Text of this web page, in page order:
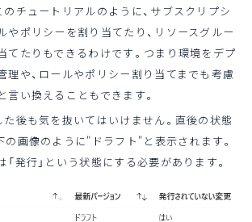
のチュートリアルのように、サブスクリプシ
やポリシーを割り当てたり、リソースグルー
てたりもできるわけです。つまり環境をデプ
理や、ロールやポリシー割り当てまでも考慮
言い換えることもできます。
た後も気を抜いてはいけません。直後の状態
の画像のように"ドラフト"と表示されます。
発行」という状態にする必要があります。